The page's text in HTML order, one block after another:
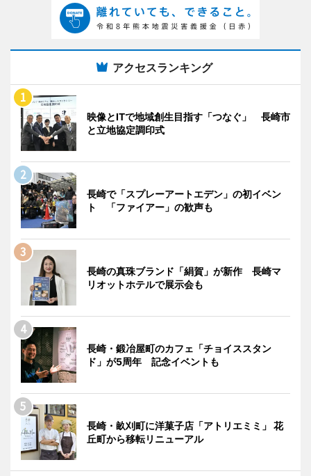
アクセスランキング
映像とITで地域創生目指す「つなぐ」 長崎市
と立地協定調印式
長崎で「スプレーアートエデン」の初イベン
ト 「ファイアー」の歓声も
長崎の真珠ブランド「絹賀」が新作 長崎マ
リオットホテルで展示会も
長崎・鍛冶屋町のカフェ「チョイススタン
ド」が5周年 記念イベントも
長崎・畝刈町に洋菓子店「アトリエミミ」 花
丘町から移転リニューアル